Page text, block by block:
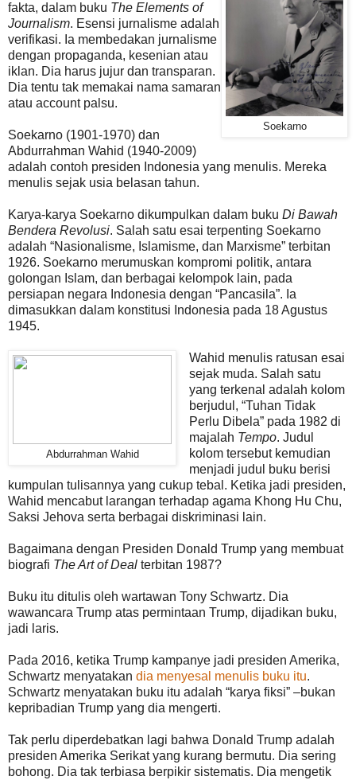
Soekarno
fakta, dalam buku The Elements of
Journalism. Esensi jurnalisme adalah
verifikasi. Ia membedakan jurnalisme
dengan propaganda, kesenian atau
iklan. Dia harus jujur dan transparan.
Dia tentu tak memakai nama samaran
atau account palsu.
Soekarno (1901-1970) dan
Abdurrahman Wahid (1940-2009)
adalah contoh presiden Indonesia yang menulis. Mereka
menulis sejak usia belasan tahun.
Karya-karya Soekarno dikumpulkan dalam buku Di Bawah
Bendera Revolusi. Salah satu esai terpenting Soekarno
adalah “Nasionalisme, Islamisme, dan Marxisme” terbitan
1926. Soekarno merumuskan kompromi politik, antara
golongan Islam, dan berbagai kelompok lain, pada
persiapan negara Indonesia dengan “Pancasila”. Ia
dimasukkan dalam konstitusi Indonesia pada 18 Agustus
1945.
Abdurrahman Wahid
Wahid menulis ratusan esai
sejak muda. Salah satu
yang terkenal adalah kolom
berjudul, “Tuhan Tidak
Perlu Dibela” pada 1982 di
majalah Tempo. Judul
kolom tersebut kemudian
menjadi judul buku berisi
kumpulan tulisannya yang cukup tebal. Ketika jadi presiden,
Wahid mencabut larangan terhadap agama Khong Hu Chu,
Saksi Jehova serta berbagai diskriminasi lain.
Bagaimana dengan Presiden Donald Trump yang membuat
biografi The Art of Deal terbitan 1987?
Buku itu ditulis oleh wartawan Tony Schwartz. Dia
wawancara Trump atas permintaan Trump, dijadikan buku,
jadi laris.
Pada 2016, ketika Trump kampanye jadi presiden Amerika,
Schwartz menyatakan dia menyesal menulis buku itu.
Schwartz menyatakan buku itu adalah “karya fiksi” –bukan
kepribadian Trump yang dia mengerti.
Tak perlu diperdebatkan lagi bahwa Donald Trump adalah
presiden Amerika Serikat yang kurang bermutu. Dia sering
bohong. Dia tak terbiasa berpikir sistematis. Dia mengetik